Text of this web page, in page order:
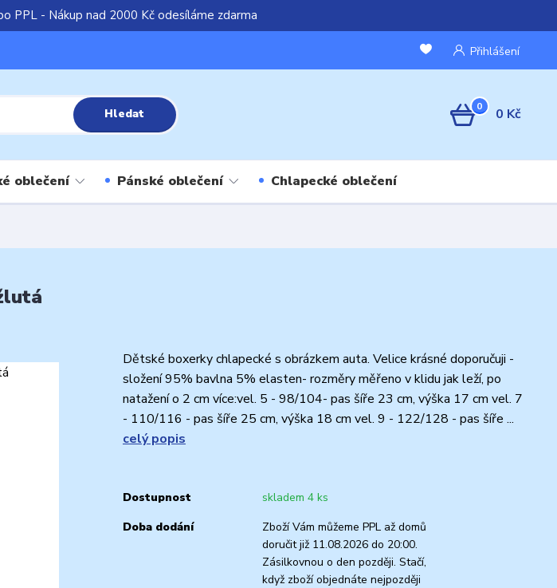
PPL - Nákup nad 2000 Kč odesíláme zdarma
Přihlášení
Hledat 0 0 Kč
oblečení Pánské oblečení Chlapecké oblečení
Dětské boxerky chlapecké s obrázkem auta. Velice krásné doporučuji -
složení 95% bavlna 5% elasten- rozměry měřeno v klidu jak leží, po
natažení o 2 cm více:vel. 5 - 98/104- pas šíře 23 cm, výška 17 cm vel. 7
- 110/116 - pas šíře 25 cm, výška 18 cm vel. 9 - 122/128 - pas šíře ...
celý popis
Dostupnost
skladem 4 ks
Doba dodání
Zboží Vám můžeme PPL až domů
doručit již 11.08.2026 do 20:00.
Zásilkovnou o den později. Stačí,
když zboží objednáte nejpozději